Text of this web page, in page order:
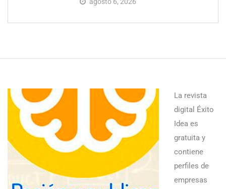
La revista
digital Éxito
Idea es
gratuita y
contiene
perfiles de
empresas